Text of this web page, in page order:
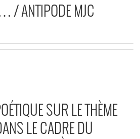
/ ANTIPODE MJC
SUR LE THÈME
LE CADRE DU